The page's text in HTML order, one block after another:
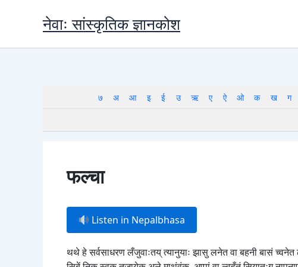
नेवाः सांस्कृतिक ज्ञानकोश
७ अ आ इ ई उ ऋ ए ऐ ओ क ख ग
फल्चा
Listen in Nepalbhasa
थथे हे सर्वसाधरण लँजुवाःतय् त्यानुयाः झासु लनेत वा बहनी बासं